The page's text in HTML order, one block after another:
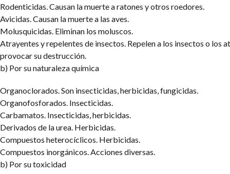
Rodenticidas. Causan la muerte a ratones y otros roedores.
Avicidas. Causan la muerte a las aves.
Molusquicidas. Eliminan los moluscos.
Atrayentes y repelentes de insectos. Repelen a los insectos o los
provocar su destrucción.
b) Por su naturaleza química
Organoclorados. Son insecticidas, herbicidas, fungicidas.
Organofosforados. Insecticidas.
Carbamatos. Insecticidas, herbicidas.
Derivados de la urea. Herbicidas.
Compuestos heterocíclicos. Herbicidas.
Compuestos inorgánicos. Acciones diversas.
b) Por su toxicidad